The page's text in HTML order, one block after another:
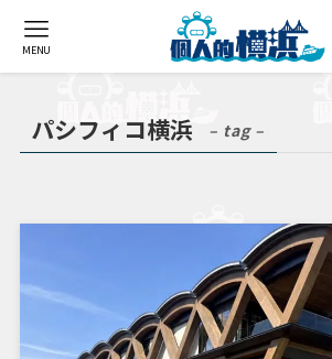
MENU
パシフィコ横浜 – tag –